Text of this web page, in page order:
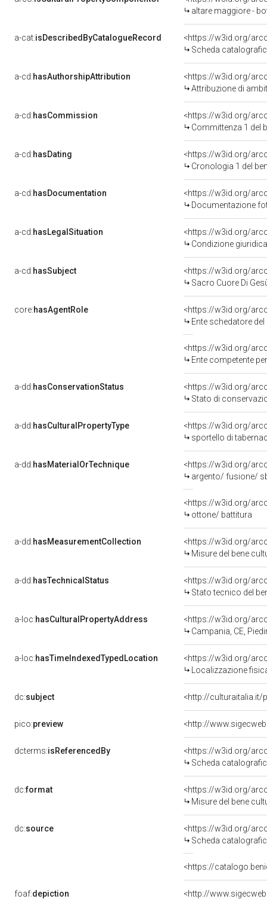
altare maggiore -
a-cat:isDescribedByCatalogueRecord
<https://w3id.org/
Scheda
a-cd:hasAuthorshipAttribution
<https://w3id.org/
Attribuzione di
a-cd:hasCommission
<https://w3id.org/
Committenza 1 del
a-cd:hasDating
<https://w3id.org/
Cronologia 1 del
a-cd:hasDocumentation
Documentazione
a-cd:hasLegalSituation
Condizione
a-cd:hasSubject
<https://w3id.org/
Sacro Cuore Di
core:hasAgentRole
<https://w3id.org/
Ente schedatore del
<https://w3id.org/
Ente competente per tutela
a-dd:hasConservationStatus
<https://w3id.org/
Stato di
a-dd:hasCulturalPropertyType
<https://w3id.org/
sportello di
a-dd:hasMaterialOrTechnique
<https://w3id.org/
argento/ fusione/
<https://w3id.org/
ottone/ battitura
a-dd:hasMeasurementCollection
<https://w3id.org/
Misure del bene
a-dd:hasTechnicalStatus
<https://w3id.org/
Stato tecnico del
a-loc:hasCulturalPropertyAddress
<https://w3id.org/
Campania, CE,
a-loc:hasTimeIndexedTypedLocation
<https://w3id.org/
Localizzazione
dc:subject <http://culturaitalia.it/
pico:preview
dcterms:isReferencedBy
<https://w3id.org/
Scheda
dc:format
<https://w3id.org/
Misure del bene
dc:source
<https://w3id.org/
Scheda
<https://
foaf:depiction